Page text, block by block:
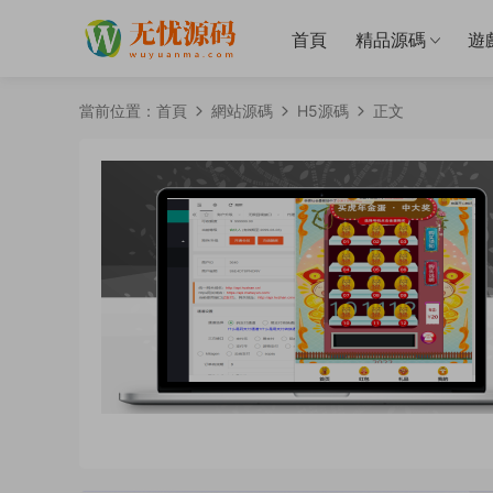
首頁 精品源碼 遊
當前位置： 首頁 網站源碼 H5源碼 正文